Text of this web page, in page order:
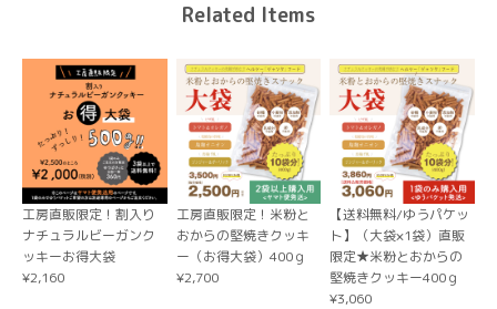
2026/04/14
いつも早い対応で嬉しいです。たくさん入ってるので食べご
たえあります。お友達とお裾分けします。ありがとうござい
ました。
【送料無料/ヤマト便】（大袋×3袋）工房直販限定！割入りナチュラルビーガンクッキーお得大袋
3種を選ぶ
2026/03/27
Related Items
工房直販限定！割入り
ナチュラルビーガンク
ッキーお得大袋
¥2,160
工房直販限定！米粉と
おからの堅焼きクッキ
ー（お得大袋）400ｇ
¥2,700
【送料無料/ゆうパケッ
ト】（大袋×1袋）直販
限定★米粉とおからの
堅焼きクッキー400ｇ
¥3,060